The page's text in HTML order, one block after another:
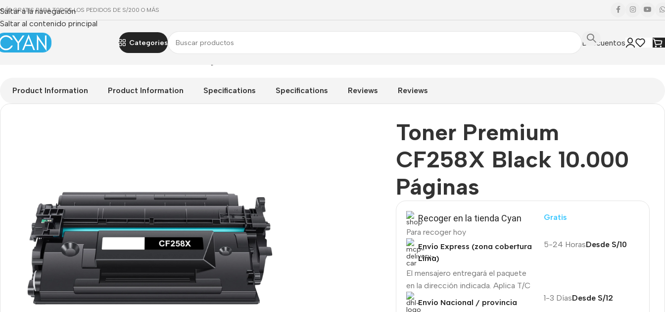
Saltar a la navegación
Saltar al contenido principal
GRATIS PARA TODOS LOS PEDIDOS DE S/200 O MÁS
Categories
Descuentos
Product Information Product Information Specifications Specifications Reviews Reviews
Toner Premium
CF258X Black 10.000
Páginas
Recoger en la tienda Cyan
Para recoger hoy
Gratis
Envío Express (zona cobertura
Lima)
El mensajero entregará el paquete
en la dirección indicada. Aplica T/C
5-24 HorasDesde S/10
Envío Nacional / provincia
1-3 DíasDesde S/12